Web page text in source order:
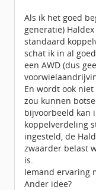
Als ik het goed
generatie)
standaard
schat ik in al
een AWD (dus
En wordt ook
zou kunnen
bijvoorbeeld kan
koppelverdeling
ingesteld, de
zwaarder belast
is.
Iemand ervaring
Ander idee?